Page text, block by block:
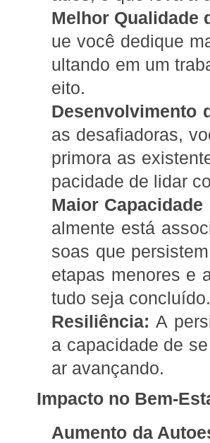
Melhor Qualidade
ue você dedique
ultando em um
eito.
Desenvolvimento
as desafiadoras,
primora as
pacidade de lidar
Maior
almente está
soas que
etapas menores e
tudo seja concluído.
Resiliência: A
a capacidade de
ar avançando.
Impacto no Bem-
Aumento da